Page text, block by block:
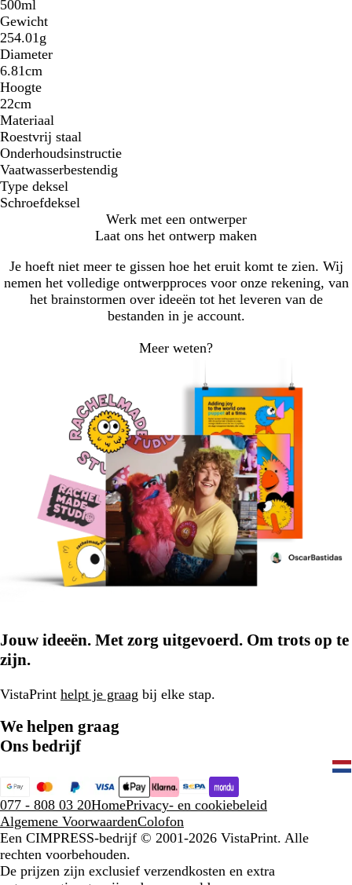
500ml
Gewicht
254.01g
Diameter
6.81cm
Hoogte
22cm
Materiaal
Roestvrij staal
Onderhoudsinstructie
Vaatwasserbestendig
Type deksel
Schroefdeksel
Werk met een ontwerper
Laat ons het ontwerp maken
Je hoeft niet meer te gissen hoe het eruit komt te zien. Wij
nemen het volledige ontwerpproces voor onze rekening, van
het brainstormen over ideeën tot het leveren van de
bestanden in je account.
Meer weten?
Jouw ideeën. Met zorg uitgevoerd. Om trots op te
zijn.
VistaPrint helpt je graag bij elke stap.
We helpen graag
Ons bedrijf
077 - 808 03 20HomePrivacy- en cookiebeleid
Algemene VoorwaardenColofon
Een CIMPRESS-bedrijf © 2001-2026 VistaPrint. Alle
rechten voorbehouden.
De prijzen zijn exclusief verzendkosten en extra